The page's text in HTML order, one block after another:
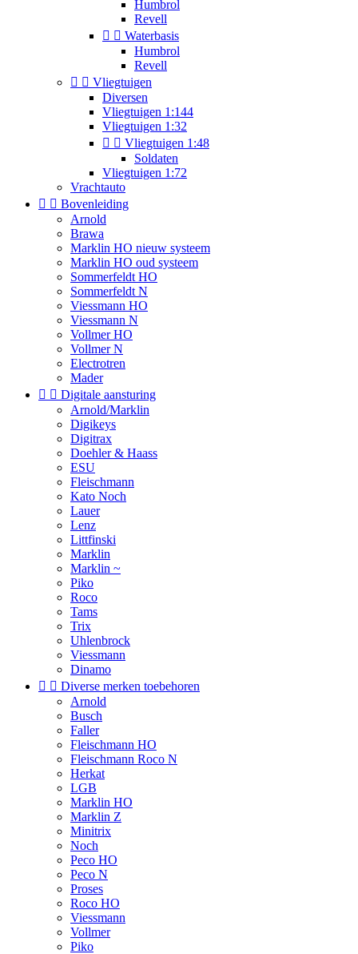
Humbrol
Revell
  Waterbasis
Humbrol
Revell
  Vliegtuigen
Diversen
Vliegtuigen 1:144
Vliegtuigen 1:32
  Vliegtuigen 1:48
Soldaten
Vliegtuigen 1:72
Vrachtauto
  Bovenleiding
Arnold
Brawa
Marklin HO nieuw systeem
Marklin HO oud systeem
Sommerfeldt HO
Sommerfeldt N
Viessmann HO
Viessmann N
Vollmer HO
Vollmer N
Electrotren
Mader
  Digitale aansturing
Arnold/Marklin
Digikeys
Digitrax
Doehler & Haass
ESU
Fleischmann
Kato Noch
Lauer
Lenz
Littfinski
Marklin
Marklin ~
Piko
Roco
Tams
Trix
Uhlenbrock
Viessmann
Dinamo
  Diverse merken toebehoren
Arnold
Busch
Faller
Fleischmann HO
Fleischmann Roco N
Herkat
LGB
Marklin HO
Marklin Z
Minitrix
Noch
Peco HO
Peco N
Proses
Roco HO
Viessmann
Vollmer
Piko